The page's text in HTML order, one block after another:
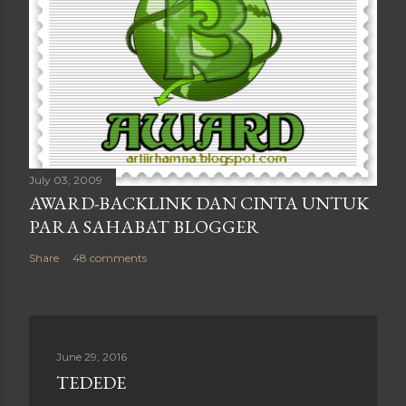
July 03, 2009
AWARD-BACKLINK DAN CINTA UNTUK
PARA SAHABAT BLOGGER
Share 48 comments
June 29, 2016
TEDEDE